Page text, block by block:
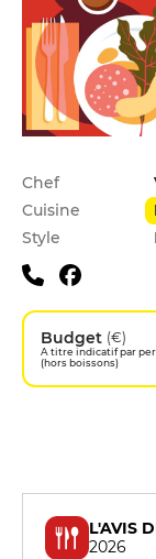
Infos
Chef
Cuisine
Style
Budget (€)
A titre indicatif par
(hors boissons)
L'AVIS
2026